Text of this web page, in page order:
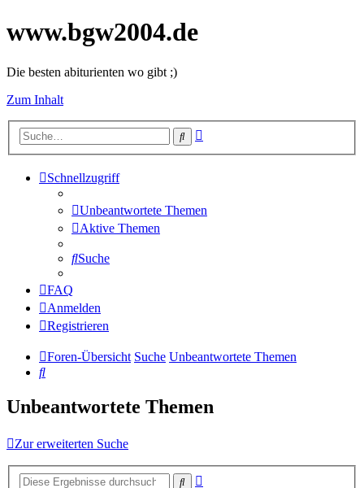
www.bgw2004.de
Die besten abiturienten wo gibt ;)
Zum Inhalt
Suche
Schnellzugriff
Unbeantwortete Themen
Aktive Themen
Suche
FAQ
Anmelden
Registrieren
Foren-Übersicht Suche Unbeantwortete Themen
Suche
Unbeantwortete Themen
Zur erweiterten Suche
Suche